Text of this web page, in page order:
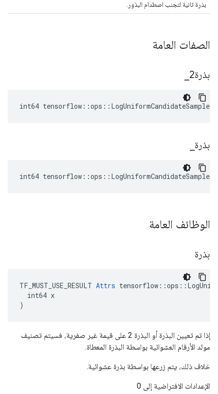
بذرة ثانية لتجنب اصطدام البذور.
الصفات العامة
بذرة2
int64
بذرة
int64
الوظائف العامة
بذرة
TF_MUST_USE_RESULT Attrs
  int64 x
)
إذا تم تعيين البذرة أو البذرة 2 على قيمة غير صفرية، فسيتم تصنيف
مولد الأرقام العشوائية بواسطة البذرة المعطاة.
خلاف ذلك، يتم زرعها بواسطة بذرة عشوائية.
الإعدادات الافتراضية إلى 0